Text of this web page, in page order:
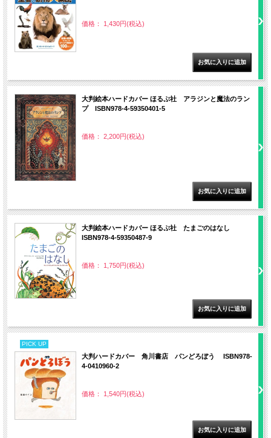
価格： 1,430円(税込)
大判絵本ハードカバー ほるぷ社 アラジンと魔法のラン
プ ISBN978-4-59350401-5
価格： 2,200円(税込)
大判絵本ハードカバー ほるぷ社 たまごのはなし
ISBN978-4-59350487-9
価格： 1,750円(税込)
PICK UP
大判ハードカバー 角川書店 パンどろぼう ISBN978-
4-0410960-2
価格： 1,540円(税込)